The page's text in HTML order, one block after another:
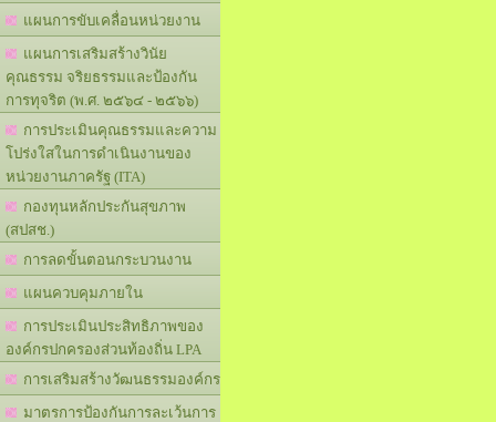
แผนการขับเคลื่อนหน่วยงาน
แผนการเสริมสร้างวินัย
คุณธรรม จริยธรรมและป้องกัน
การทุจริต (พ.ศ. ๒๕๖๔ - ๒๕๖๖)
การประเมินคุณธรรมและความ
โปร่งใสในการดำเนินงานของ
หน่วยงานภาครัฐ (ITA)
กองทุนหลักประกันสุขภาพ
(สปสช.)
การลดขั้นตอนกระบวนงาน
แผนควบคุมภายใน
การประเมินประสิทธิภาพของ
องค์กรปกครองส่วนท้องถิ่น LPA
การเสริมสร้างวัฒนธรรมองค์กร
มาตรการป้องกันการละเว้นการ